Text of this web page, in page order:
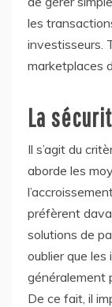
les
investisseurs.
marketplaces
La
Il s’agit du
aborde les
préfèrent
solutions de
oublier que
généralement
De ce fait, il